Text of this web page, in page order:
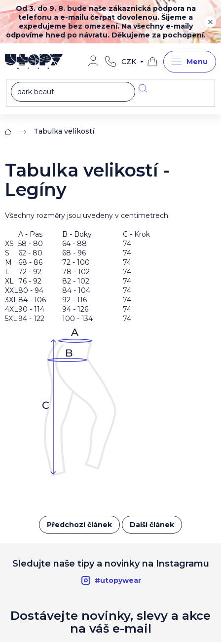
Přejít
na
obsah
Od 3. do 9. 8. bude naše zákaznická podpora na
telefonu a e-mailu čerpat dovolenou. Šijeme a
expedujeme bez omezení. Na všechny e-maily
odpovíme hned po návratu. Děkujeme za pochopení.
CZK
Nákupní
košík
Domů Tabulka velikostí
Tabulka velikostí -
Legíny
Všechny rozměry jsou uvedeny v centimetrech.
A - Pas B - Boky
C - Krok
XS 58 - 80 64 - 88
74
S
62 - 80 68 - 96
74
M
68 - 86 72 - 100
74
L
72 - 92 78 - 102
74
XL 76 - 92 82 - 102
74
XXL80 - 94 84 - 104
74
3XL84 - 106 92 - 116
74
4XL90 - 114 94 - 126
74
5XL94 - 122 100 - 134 74
Předchozí článek Další článek
Sledujte naše tipy a novinky na Instagramu
#utopywear
Dostávejte novinky, slevy a akce
na váš e-mail